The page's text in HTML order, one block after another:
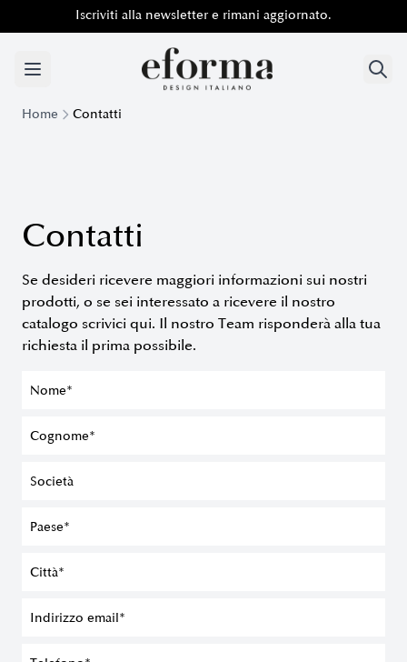
Iscriviti alla newsletter e rimani aggiornato.
Iscriviti alla newsletter e rimani aggiornato.
Home Contatti
Contatti
Se desideri ricevere maggiori informazioni sui nostri
prodotti, o se sei interessato a ricevere il nostro
catalogo scrivici qui. Il nostro Team risponderà alla tua
richiesta il prima possibile.